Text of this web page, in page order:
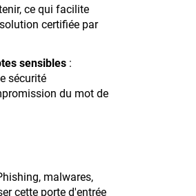
ce qui facilite
certifiée par
sensibles :
sécurité
du mot de
malwares,
cette porte d'entrée